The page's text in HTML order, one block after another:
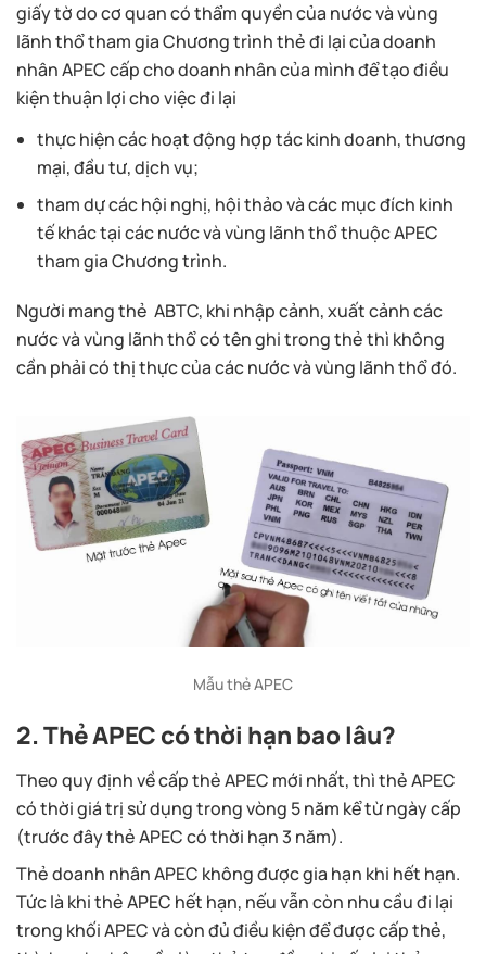
giấy tờ do cơ quan có thẩm quyền của nước và vùng
lãnh thổ tham gia Chương trình thẻ đi lại của doanh
nhân APEC cấp cho doanh nhân của mình để tạo điều
kiện thuận lợi cho việc đi lại
thực hiện các hoạt động hợp tác kinh doanh, thương
mại, đầu tư, dịch vụ;
tham dự các hội nghị, hội thảo và các mục đích kinh
tế khác tại các nước và vùng lãnh thổ thuộc APEC
tham gia Chương trình.
Người mang thẻ ABTC, khi nhập cảnh, xuất cảnh các
nước và vùng lãnh thổ có tên ghi trong thẻ thì không
cần phải có thị thực của các nước và vùng lãnh thổ đó.
Mẫu thẻ APEC
2. Thẻ APEC có thời hạn bao lâu?
Theo quy định về cấp thẻ APEC mới nhất, thì thẻ APEC
có thời giá trị sử dụng trong vòng 5 năm kể từ ngày cấp
(trước đây thẻ APEC có thời hạn 3 năm).
Thẻ doanh nhân APEC không được gia hạn khi hết hạn.
Tức là khi thẻ APEC hết hạn, nếu vẫn còn nhu cầu đi lại
trong khối APEC và còn đủ điều kiện để được cấp thẻ,